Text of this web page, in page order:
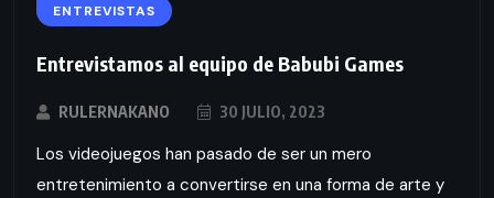
ENTREVISTAS
Entrevistamos al equipo de Babubi Games
RULERNAKANO 30 JULIO, 2023
Los videojuegos han pasado de ser un mero
entretenimiento a convertirse en una forma de arte y